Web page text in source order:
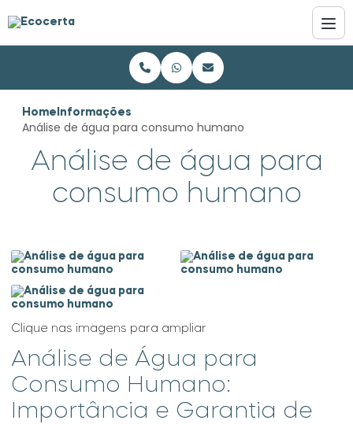
Home Informações
Análise de água para consumo humano
Análise de água para
consumo humano
Clique nas imagens para ampliar
Análise de Água para
Consumo Humano:
Importância e Garantia de